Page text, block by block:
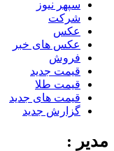
سپهر نیوز
شرکت
عکس
عکس های خبر
فروش
قیمت جدید
قیمت طلا
قیمت های جدید
گزارش جدید
مدیر :